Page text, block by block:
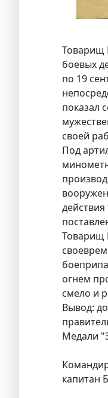
Товарищ
боевых
по 19
показал
своей
Под
Товарищ
огнем
смело и
Вывод:
Медали
капитан